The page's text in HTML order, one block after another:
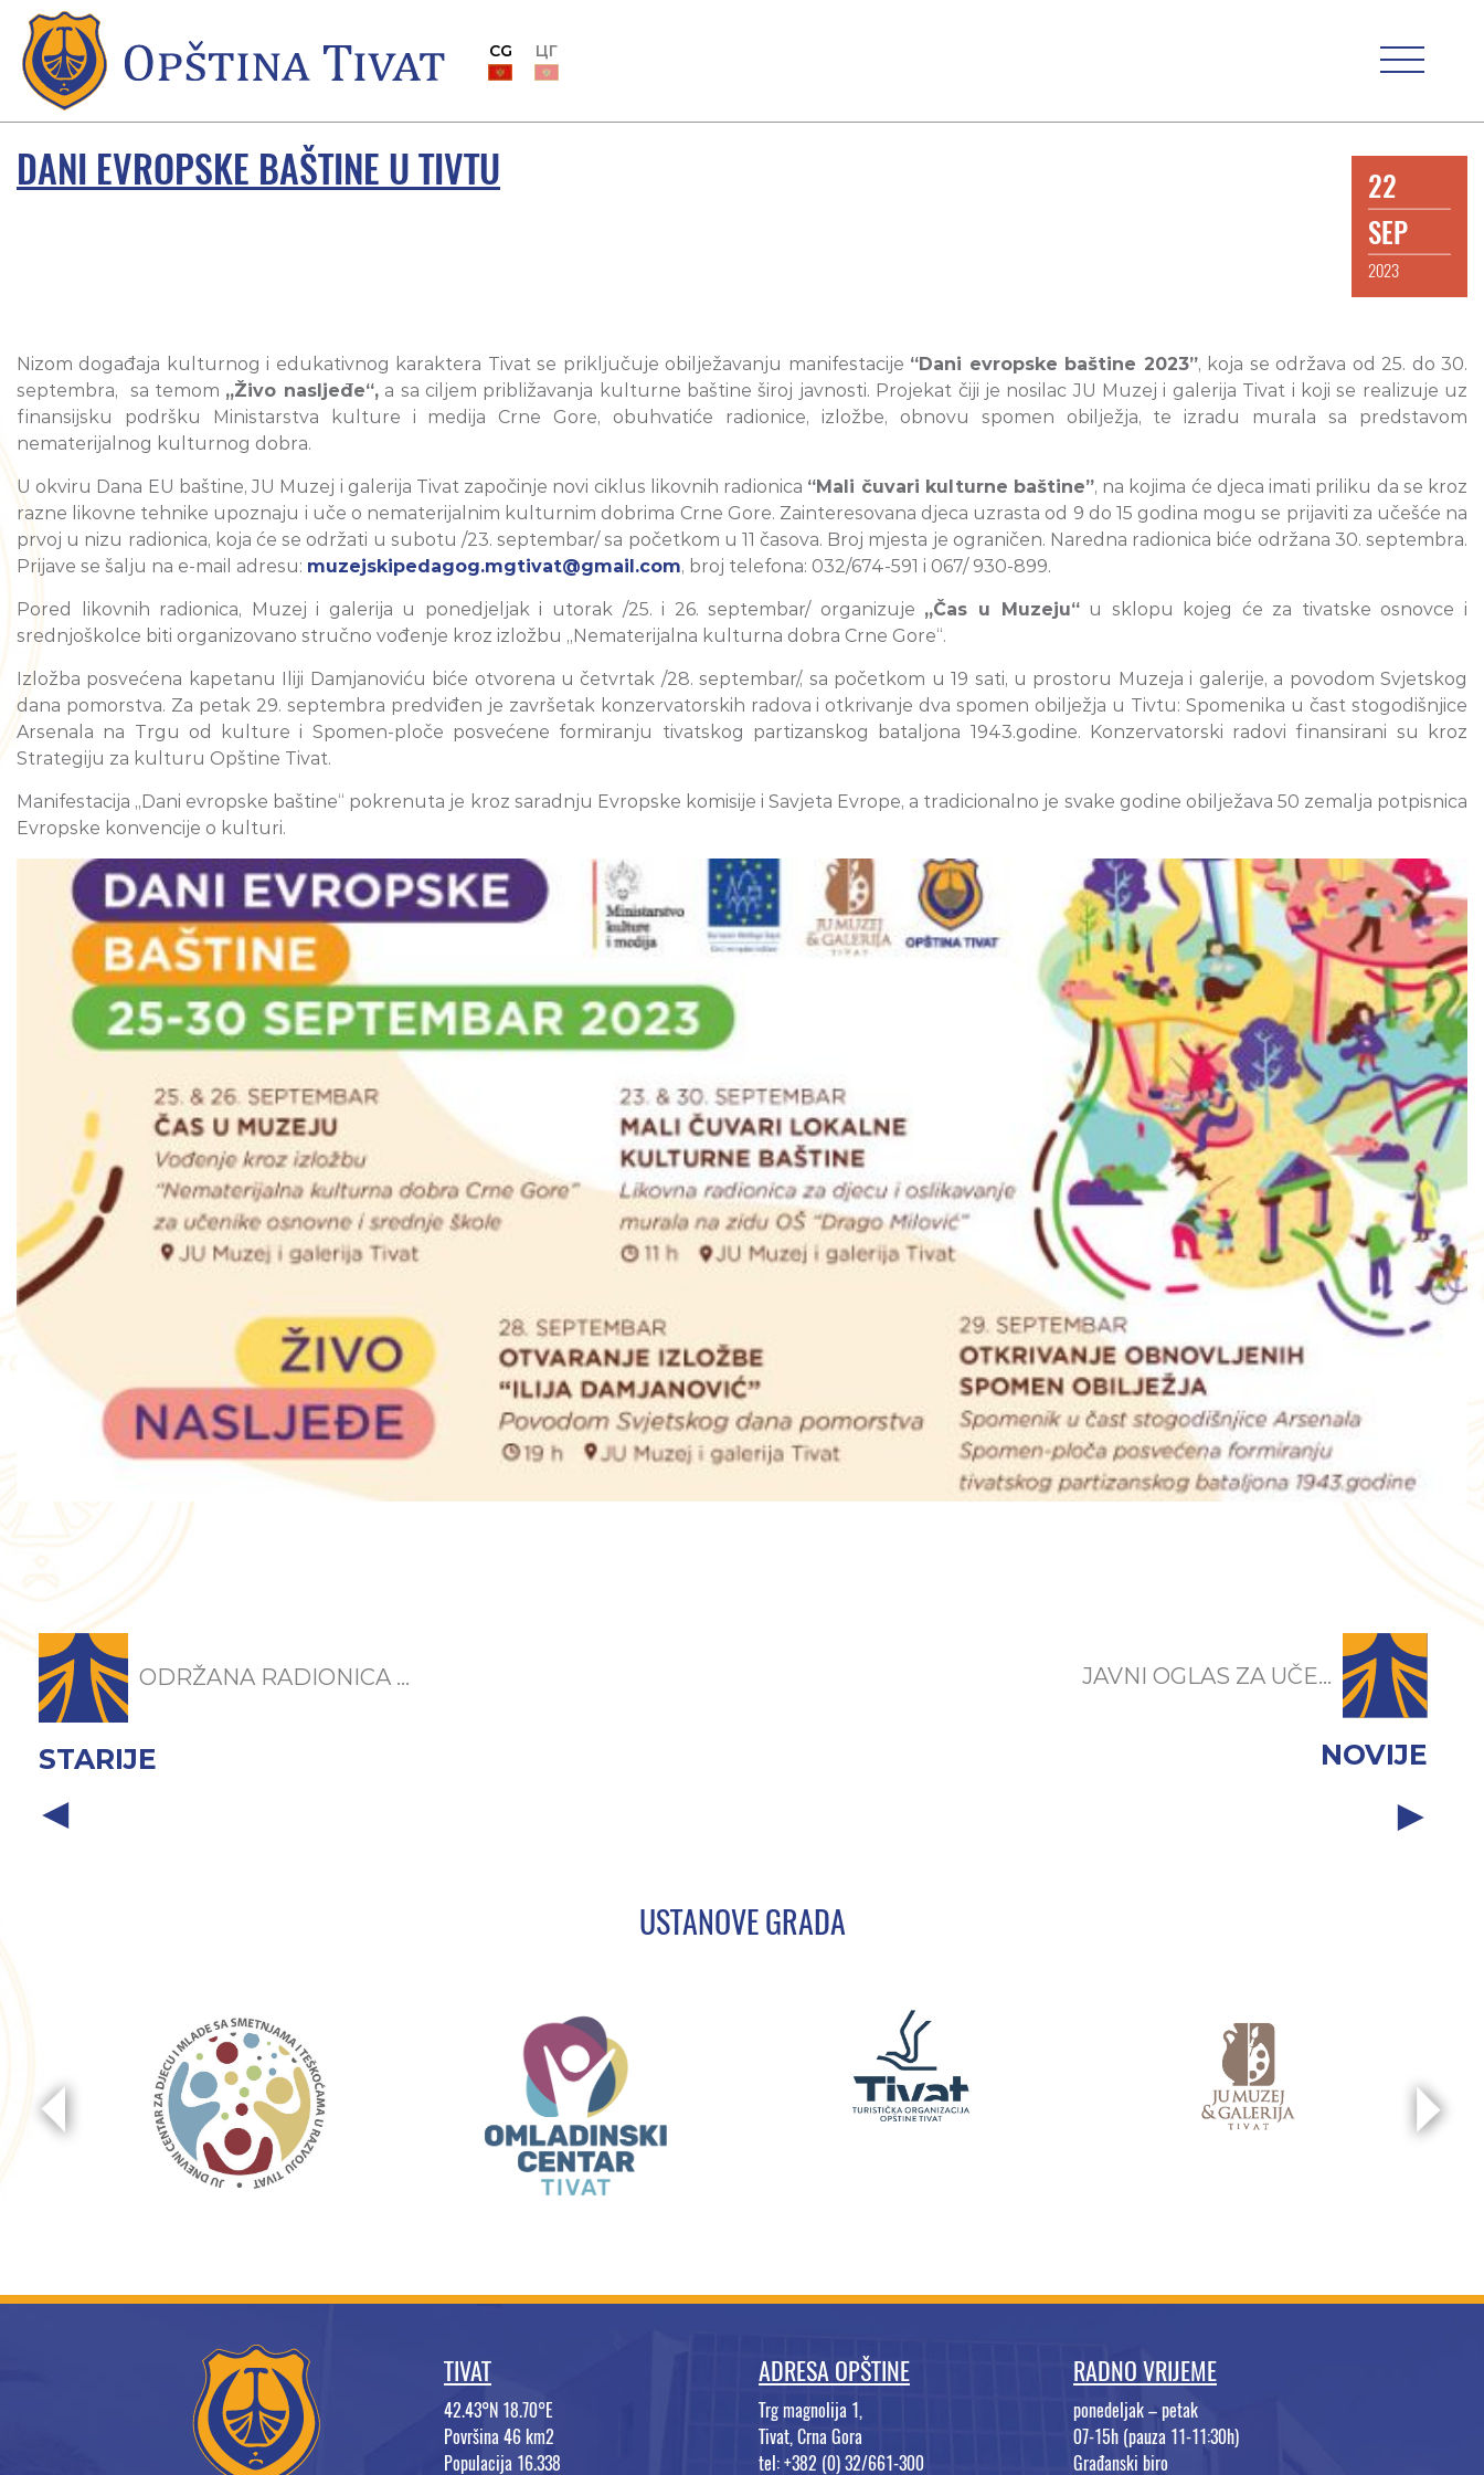
CG ЦГ
DANI EVROPSKE BAŠTINE U TIVTU
22
SEP
2023
Nizom događaja kulturnog i edukativnog karaktera Tivat se priključuje obilježavanju manifestacije “Dani evropske baštine 2023”, koja se održava od 25. do 30.
septembra, sa temom „Živo nasljeđe“,a sa ciljem približavanja kulturne baštine široj javnosti. Projekat čiji je nosilac JU Muzej i galerija Tivat i koji se realizuje uz
finansijsku podršku Ministarstva kulture i medija Crne Gore, obuhvatiće radionice, izložbe, obnovu spomen obilježja, te izradu murala sa predstavom
nematerijalnog kulturnog dobra.
U okviru Dana EU baštine, JU Muzej i galerija Tivat započinje novi ciklus likovnih radionica “Mali čuvari kulturne baštine”, na kojima će djeca imati priliku da se kroz
razne likovne tehnike upoznaju i uče o nematerijalnim kulturnim dobrima Crne Gore. Zainteresovana djeca uzrasta od 9 do 15 godina mogu se prijaviti za učešće na
prvoj u nizu radionica, koja će se održati u subotu /23. septembar/ sa početkom u 11 časova. Broj mjesta je ograničen. Naredna radionica biće održana 30. septembra.
Prijave se šalju na e-mail adresu: muzejskipedagog.mgtivat@gmail.com, broj telefona: 032/674-591 i 067/ 930-899.
Pored likovnih radionica, Muzej i galerija u ponedjeljak i utorak /25. i 26. septembar/ organizuje „Čas u Muzeju“u sklopu kojeg će za tivatske osnovce i
srednjoškolce biti organizovano stručno vođenje kroz izložbu „Nematerijalna kulturna dobra Crne Gore“.
Izložba posvećena kapetanu Iliji Damjanoviću biće otvorena u četvrtak /28. septembar/, sa početkom u 19 sati, u prostoru Muzeja i galerije, a povodom Svjetskog
dana pomorstva. Za petak 29. septembra predviđen je završetak konzervatorskih radova i otkrivanje dva spomen obilježja u Tivtu: Spomenika u čast stogodišnjice
Arsenala na Trgu od kulture i Spomen-ploče posvećene formiranju tivatskog partizanskog bataljona 1943.godine. Konzervatorski radovi finansirani su kroz
Strategiju za kulturu Opštine Tivat.
Manifestacija „Dani evropske baštine“ pokrenuta je kroz saradnju Evropske komisije i Savjeta Evrope, a tradicionalno je svake godine obilježava 50 zemalja potpisnica
Evropske konvencije o kulturi.
ODRŽANA RADIONICA ...
STARIJE
JAVNI OGLAS ZA UČE...
NOVIJE
USTANOVE GRADA
TIVAT
42.43°N 18.70°E
Površina 46 km2
Populacija 16.338
ADRESA OPŠTINE
Trg magnolija 1,
Tivat, Crna Gora
tel: +382 (0) 32/661-300
RADNO VRIJEME
ponedeljak – petak
07-15h (pauza 11-11:30h)
Građanski biro